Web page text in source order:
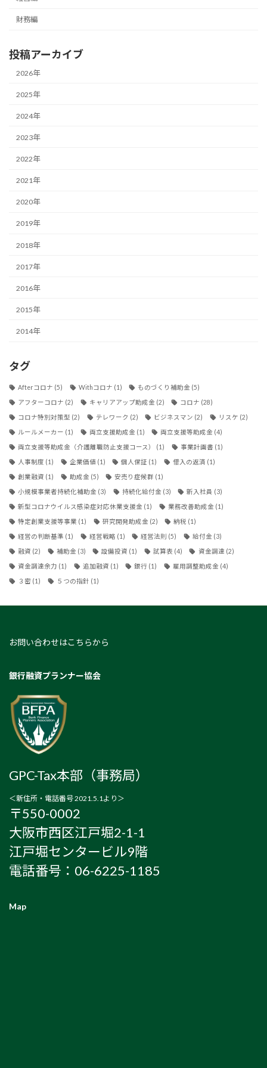
財務編
投稿アーカイブ
2026年
2025年
2024年
2023年
2022年
2021年
2020年
2019年
2018年
2017年
2016年
2015年
2014年
タグ
Afterコロナ (5) Withコロナ (1) ものづくり補助金 (5)
アフターコロナ (2) キャリアアップ助成金 (2) コロナ (28)
コロナ特別対策型 (2) テレワーク (2) ビジネスマン (2) リスケ (2)
ルールメーカー (1) 両立支援助成金 (1) 両立支援等助成金 (4)
両立支援等助成金（介護離職防止支援コース） (1) 事業計画書 (1)
人事制度 (1) 企業価値(1) 個人保証 (1) 借入の返済 (1)
創業融資 (1) 助成金 (5) 安売り症候群 (1)
小規模事業者持続化補助金 (3) 持続化給付金 (3) 新入社員 (3)
新型コロナウイルス感染症対応休業支援金 (1) 業務改善助成金 (1)
特定創業支援等事業 (1) 研究開発助成金 (2) 納税 (1)
経営の判断基準 (1) 経営戦略 (1) 経営法則 (5) 給付金 (3)
融資 (2) 補助金 (3) 設備投資 (1) 試算表 (4) 資金調達 (2)
資金調達余力 (1) 追加融資 (1) 銀行 (1) 雇用調整助成金 (4)
３密 (1) ５つの指針 (1)
お問い合わせはこちらから
銀行融資プランナー協会
GPC-Tax本部（事務局）
＜新住所・電話番号 2021.5.1より＞
〒550-0002
大阪市西区江戸堀2-1-1
江戸堀センタービル9階
電話番号：06-6225-1185
Map